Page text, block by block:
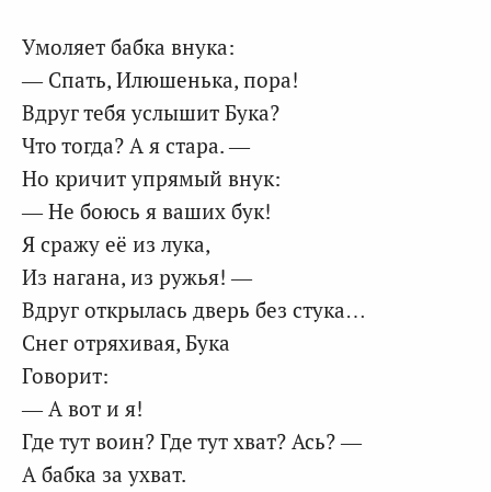
Умоляет бабка внука:
— Спать, Илюшенька, пора!
Вдруг тебя услышит Бука?
Что тогда? А я стара. —
Но кричит упрямый внук:
— Не боюсь я ваших бук!
Я сражу её из лука,
Из нагана, из ружья! —
Вдруг открылась дверь без стука…
Снег отряхивая, Бука
Говорит:
— А вот и я!
Где тут воин? Где тут хват? Ась? —
А бабка за ухват.